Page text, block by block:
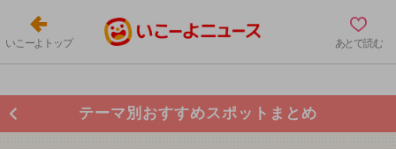
いこーよトップ あとで読む
テーマ別おすすめスポットまとめ